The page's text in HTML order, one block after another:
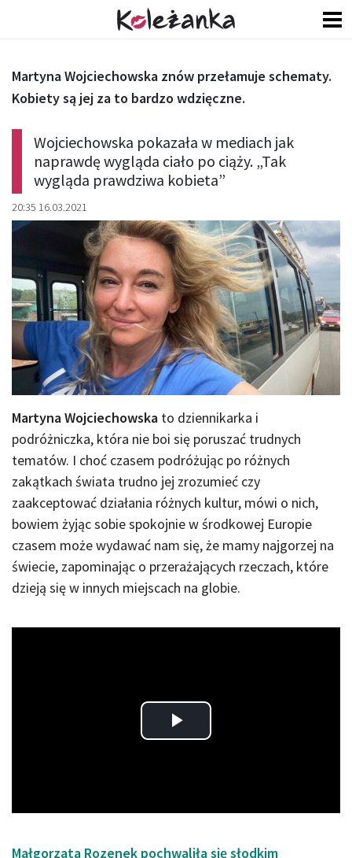
Wojciechowska pokazała w mediach jak
naprawdę wygląda ciało po ciąży. „Tak
wygląda prawdziwa kobieta”
20:35 16.03.2021
Martyna Wojciechowska znów przełamuje schematy.
Kobiety są jej za to bardzo wdzięczne.
Martyna Wojciechowska to dziennikarka i
podróżniczka, która nie boi się poruszać trudnych
tematów. I choć czasem podróżując po różnych
zakątkach świata trudno jej zrozumieć czy
zaakceptować działania różnych kultur, mówi o nich,
bowiem żyjąc sobie spokojnie w środkowej Europie
czasem może wydawać nam się, że mamy najgorzej na
świecie, zapominając o przerażających rzeczach, które
dzieją się w innych miejscach na globie.
Play
Małgorzata Rozenek pochwaliła się słodkim